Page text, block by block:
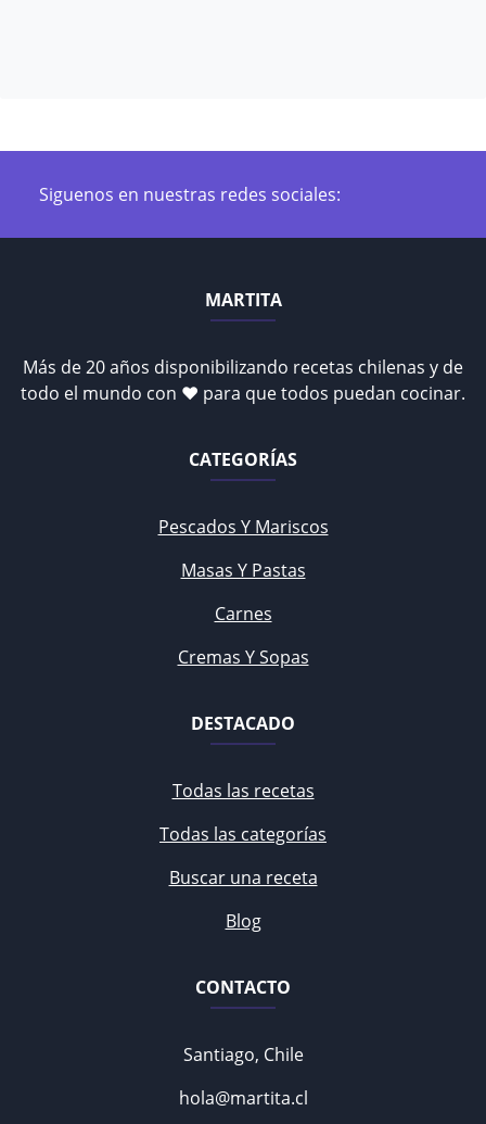
Siguenos en nuestras redes sociales:
MARTITA
Más de 20 años disponibilizando recetas chilenas y de
todo el mundo con ♥ para que todos puedan cocinar.
CATEGORÍAS
Pescados Y Mariscos
Masas Y Pastas
Carnes
Cremas Y Sopas
DESTACADO
Todas las recetas
Todas las categorías
Buscar una receta
Blog
CONTACTO
Santiago, Chile
hola@martita.cl